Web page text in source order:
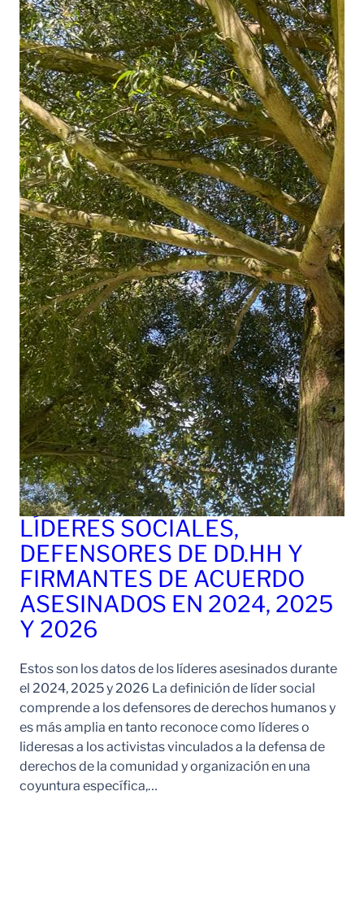
LÍDERES SOCIALES,
DEFENSORES DE DD.HH Y
FIRMANTES DE ACUERDO
ASESINADOS EN 2024, 2025
Y 2026
Estos son los datos de los líderes asesinados durante
el 2024, 2025 y 2026 La definición de líder social
comprende a los defensores de derechos humanos y
es más amplia en tanto reconoce como líderes o
lideresas a los activistas vinculados a la defensa de
derechos de la comunidad y organización en una
coyuntura específica,…